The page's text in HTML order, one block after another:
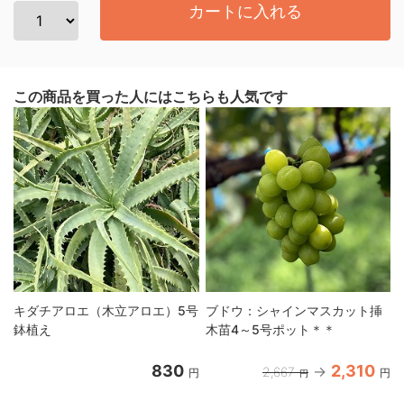
カートに入れる
この商品を買った人にはこちらも人気です
キダチアロエ（木立アロエ）5号
鉢植え
830 円
ブドウ：シャインマスカット挿
木苗4～5号ポット＊＊
2,667 円 2,310 円